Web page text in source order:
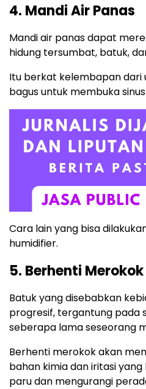
4. Mandi Air Panas
Mandi air panas dapat
hidung tersumbat, batuk,
Itu berkat kelembapan dari
bagus untuk membuka
Cara lain yang bisa
humidifier.
5. Berhenti Merokok
Batuk yang disebabkan
progresif, tergantung pada
seberapa lama seseorang
Berhenti merokok akan
bahan kimia dan iritasi
paru dan mengurangi